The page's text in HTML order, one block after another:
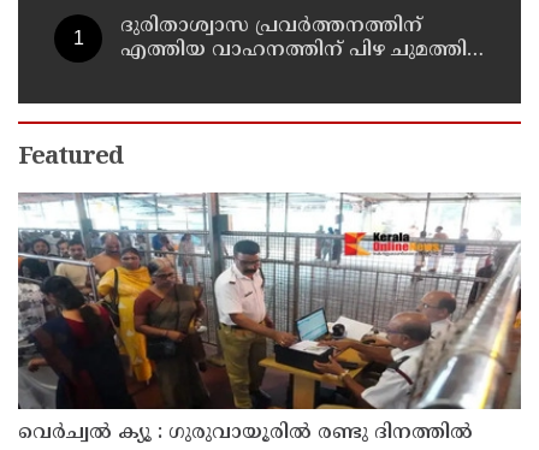
ദുരിതാശ്വാസ പ്രവർത്തനത്തിന്
എത്തിയ വാഹനത്തിന് പിഴ ചുമത്തി;
സസ്പെൻഷൻ
Featured
വെർച്വൽ ക്യൂ : ഗുരുവായൂരിൽ രണ്ടു ദിനത്തിൽ